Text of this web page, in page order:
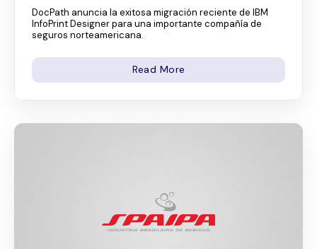
DocPath anuncia la exitosa migración reciente de IBM
InfoPrint Designer para una importante compañía de
seguros norteamericana.
Read More